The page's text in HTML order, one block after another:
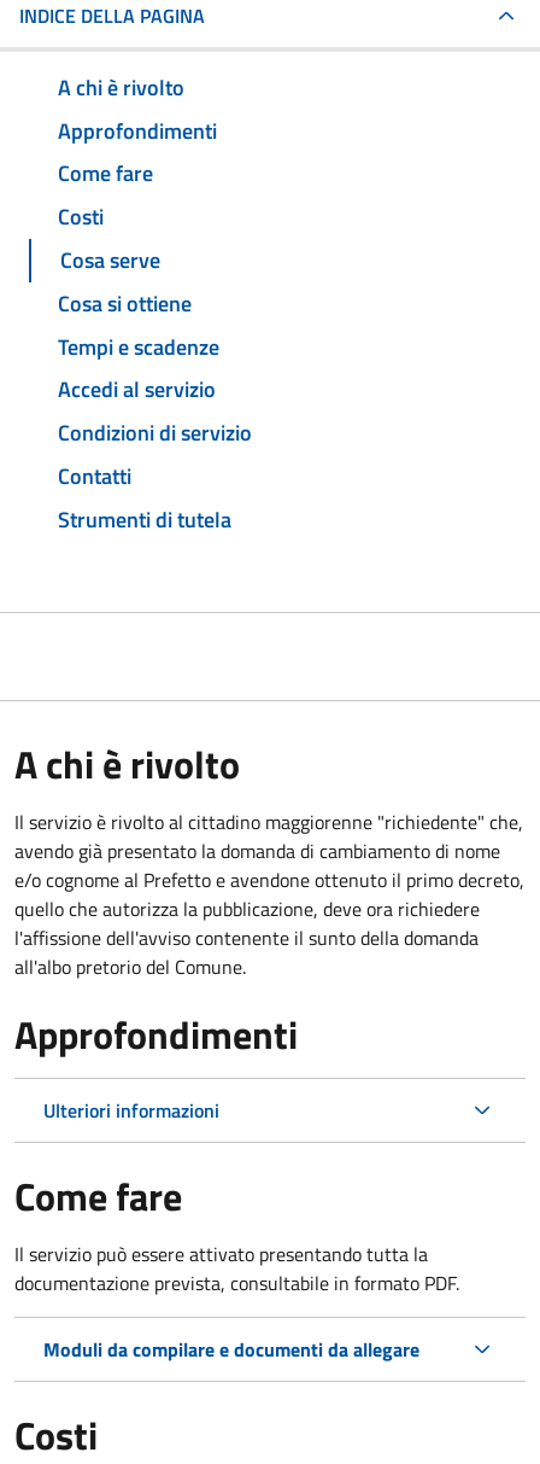
INDICE DELLA PAGINA
A chi è rivolto
Approfondimenti
Come fare
Costi
Cosa serve
Cosa si ottiene
Tempi e scadenze
Accedi al servizio
Condizioni di servizio
Contatti
Strumenti di tutela
A chi è rivolto
Il servizio è rivolto al cittadino maggiorenne "richiedente" che,
avendo già presentato la domanda di cambiamento di nome
e/o cognome al Prefetto e avendone ottenuto il primo decreto,
quello che autorizza la pubblicazione, deve ora richiedere
l'affissione dell'avviso contenente il sunto della domanda
all'albo pretorio del Comune.
Approfondimenti
Ulteriori informazioni
Come fare
Il servizio può essere attivato presentando tutta la
documentazione prevista, consultabile in formato PDF.
Moduli da compilare e documenti da allegare
Costi